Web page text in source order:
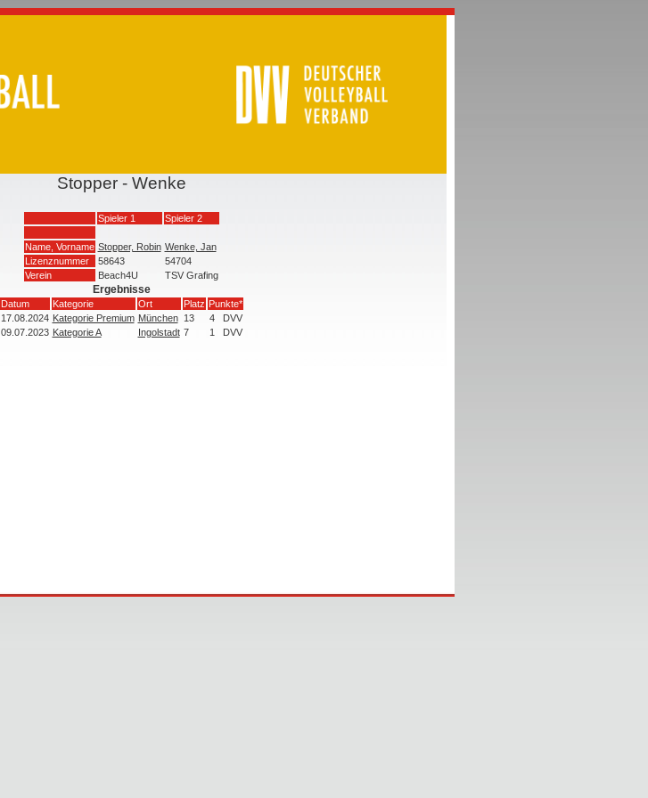
Stopper - Wenke
Spieler 1 Spieler 2
Name, Vorname Stopper, Robin Wenke, Jan
Lizenznummer
58643
54704
Verein
Beach4U TSV Grafing
Ergebnisse
Datum Kategorie Ort Platz Punkte*
17.08.2024 Kategorie Premium München 13 4
DVV
09.07.2023 Kategorie A Ingolstadt 7 1 DVV